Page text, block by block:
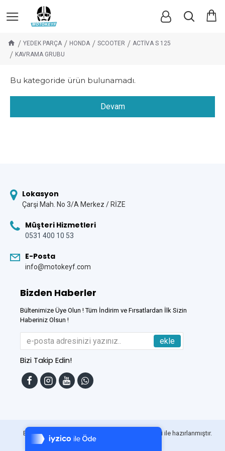
7/24 Canlı Destek
%100 Sorunsuz Alışveriş
YEDEK PARÇA HONDA SCOOTER
ACTİVA S 125
KAVRAMA GRUBU
Bu kategoride ürün bulunamadı.
Devam
Lokasyon
Çarşi Mah. No 3/A Merkez / RİZE
Müşteri Hizmetleri
0531 400 10 53
E-Posta
info@motokeyf.com
Bizden Haberler
Bültenimize Üye Olun ! Tüm İndirim ve Fırsatlardan İlk Sizin
Haberiniz Olsun !
ekle
Bizi Takip Edin!
Bu Site DumanSoft Gelişmiş E-Ticaret sistemleri ile hazırlanmıştır.